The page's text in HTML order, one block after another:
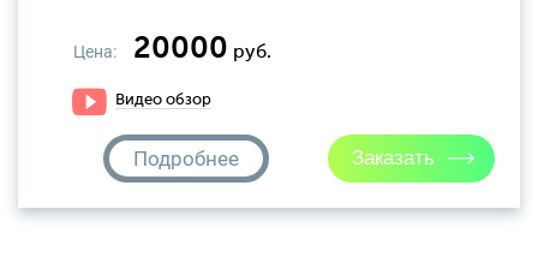
Цена: 20000 руб.
Видео обзор
Подробнее